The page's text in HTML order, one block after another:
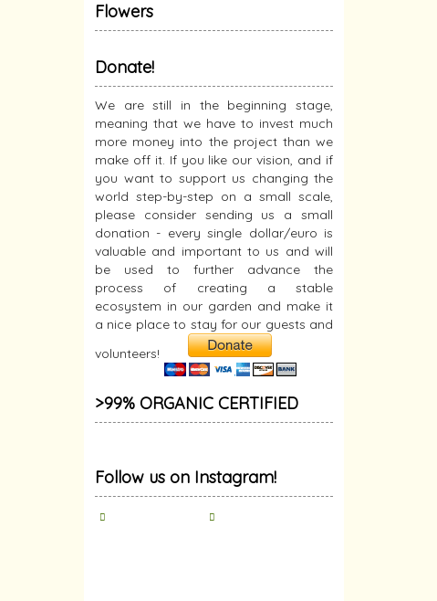
Flowers
Donate!
We are still in the beginning stage,
meaning that we have to invest much
more money into the project than we
make off it. If you like our vision, and if
you want to support us changing the
world step-by-step on a small scale,
please consider sending us a small
donation - every single dollar/euro is
valuable and important to us and will
be used to further advance the
process of creating a stable
ecosystem in our garden and make it
a nice place to stay for our guests and
volunteers!
>99% ORGANIC CERTIFIED
Follow us on Instagram!